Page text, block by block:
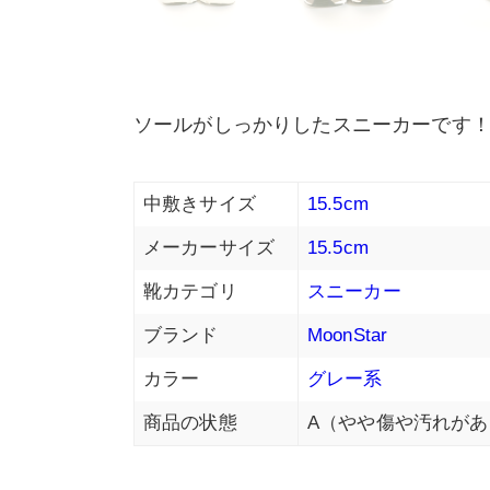
ソールがしっかりしたスニーカーです！
中敷きサイズ 15.5cm
メーカーサイズ 15.5cm
靴カテゴリ スニーカー
ブランド MoonStar
カラー グレー系
商品の状態 A（やや傷や汚れが